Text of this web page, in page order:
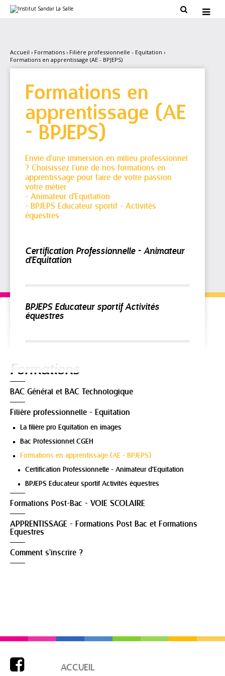
navigation
personnels
 
Accueil › Formations › Filière professionnelle - Equitation ›
Formations en apprentissage (AE - BPJEPS)
Formations en
apprentissage (AE
- BPJEPS)
Envie d'une immersion en milieu professionnel
? Choisissez l'une de nos formations en
apprentissage pour faire de votre passion
votre métier
- Animateur d'Equitation
- BPJEPS Educateur sportif - Activités
équestres
Certification Professionnelle - Animateur
d'Equitation
BPJEPS Educateur sportif Activités
équestres
Formations
BAC Général et BAC Technologique
Filière professionnelle - Equitation
La filière pro Equitation en images
Bac Professionnel CGEH
Formations en apprentissage (AE - BPJEPS)
Certification Professionnelle - Animateur d'Equitation
BPJEPS Educateur sportif Activités équestres
Formations Post-Bac - VOIE SCOLAIRE
APPRENTISSAGE - Formations Post Bac et Formations
Equestres
Comment s'inscrire ?
 ACCUEIL